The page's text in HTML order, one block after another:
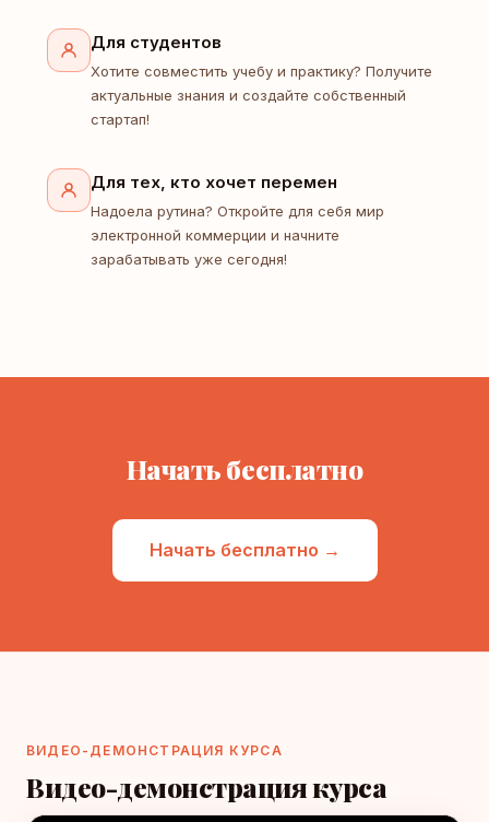
Для студентов
Хотите совместить учебу и практику? Получите
актуальные знания и создайте собственный
стартап!
Для тех, кто хочет перемен
Надоела рутина? Откройте для себя мир
электронной коммерции и начните
зарабатывать уже сегодня!
Начать бесплатно
Начать бесплатно →
ВИДЕО-ДЕМОНСТРАЦИЯ КУРСА
Видео-демонстрация курса